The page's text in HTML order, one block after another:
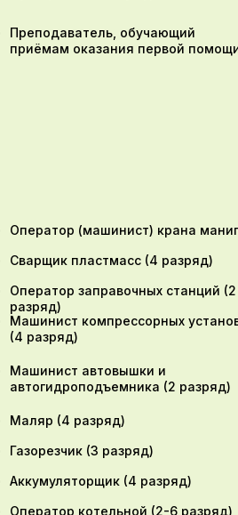
Преподаватель, обучающий
приёмам оказания первой
Оператор (машинист) крана
Сварщик пластмасс (4 разряд)
Оператор заправочных станций (2
разряд)
Машинист компрессорных
(4 разряд)
Машинист автовышки и
автогидроподъемника (2 разряд)
Маляр (4 разряд)
Газорезчик (3 разряд)
Аккумуляторщик (4 разряд)
Оператор котельной (2-6 разряд)